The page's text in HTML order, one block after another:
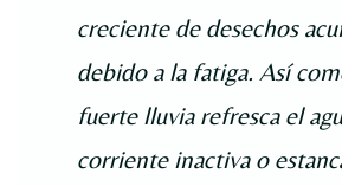
creciente de desechos
debido a la fatiga. Así
fuerte lluvia refresca el
corriente inactiva o